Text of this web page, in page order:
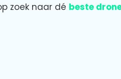
zoek naar dé beste